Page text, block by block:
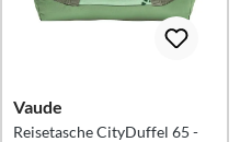
Vaude
Reisetasche CityDuffel 65 -